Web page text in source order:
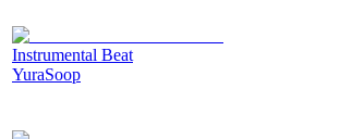
Instrumental Beat
YuraSoop